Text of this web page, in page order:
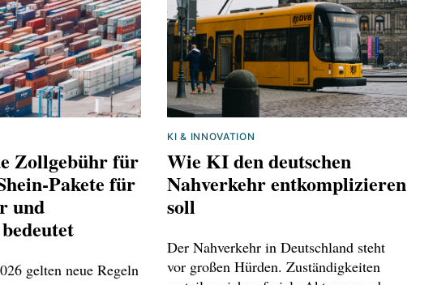
Zollgebühr für
für
und
gelten neue Regeln
KI & INNOVATION
Wie KI den deutschen
Nahverkehr entkomplizieren
soll
Der Nahverkehr in Deutschland steht
vor großen Hürden. Zuständigkeiten